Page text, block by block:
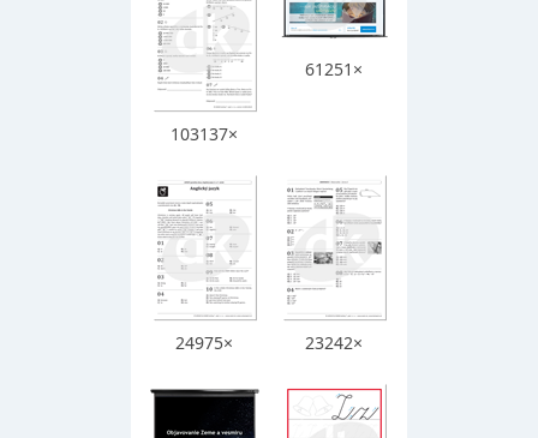
103137×
61251×
24975× 23242×